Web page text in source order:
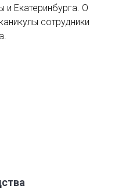
Екатеринбурга. О
сотрудники